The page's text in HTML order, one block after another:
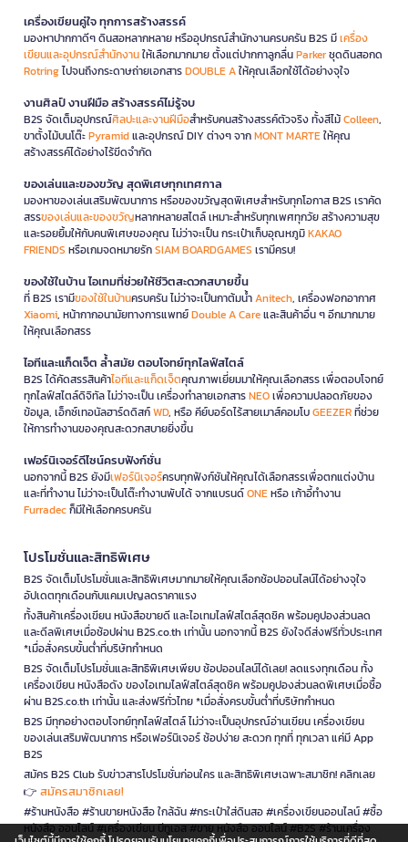
เครื่องเขียนคู่ใจ ทุกการสร้างสรรค์
มองหาปากกาดีๆ ดินสอหลากหลาย หรืออุปกรณ์สำนักงานครบครัน B2S มีเครื่อง
เขียนและอุปกรณ์สำนักงานให้เลือกมากมาย ตั้งแต่ปากกาลูกลื่นParkerชุดดินสอกด
Rotringไปจนถึงกระดาษถ่ายเอกสารDOUBLE Aให้คุณเลือกใช้ได้อย่างจุใจ
งานศิลป์ งานฝีมือ สร้างสรรค์ไม่รู้จบ
B2S จัดเต็มอุปกรณ์ศิลปะและงานฝีมือสำหรับคนสร้างสรรค์ตัวจริง ทั้งสีไม้Colleen,
ขาตั้งไม้บนโต๊ะPyramidและอุปกรณ์ DIY ต่างๆ จากMONT MARTEให้คุณ
สร้างสรรค์ได้อย่างไร้ขีดจำกัด
ของเล่นและของขวัญ สุดพิเศษทุกเทศกาล
มองหาของเล่นเสริมพัฒนาการ หรือของขวัญสุดพิเศษสำหรับทุกโอกาส B2S เราคัด
สรรของเล่นและของขวัญหลากหลายสไตล์ เหมาะสำหรับทุกเพศทุกวัย สร้างความสุข
และรอยยิ้มให้กับคนพิเศษของคุณ ไม่ว่าจะเป็น กระเป๋าเก็บอุณหภูมิKAKAO
FRIENDS หรือเกมจดหมายรักSIAM BOARDGAMES เรามีครบ!
ของใช้ในบ้าน ไอเทมที่ช่วยให้ชีวิตสะดวกสบายขึ้น
ที่ B2S เรามีของใช้ในบ้านครบครัน ไม่ว่าจะเป็นกาต้มน้ำAnitech, เครื่องฟอกอากาศ
Xiaomi, หน้ากากอนามัยทางการแพทย์Double A Careและสินค้าอื่น ๆ อีกมากมาย
ให้คุณเลือกสรร
ไอทีและแก็ดเจ็ต ล้ำสมัย ตอบโจทย์ทุกไลฟ์สไตล์
B2S ได้คัดสรรสินค้าไอทีและแก็ดเจ็ตคุณภาพเยี่ยมมาให้คุณเลือกสรร เพื่อตอบโจทย์
ทุกไลฟ์สไตล์ดิจิทัล ไม่ว่าจะเป็น เครื่องทำลายเอกสารNEOเพื่อความปลอดภัยของ
ข้อมูล, เอ็กซ์เทอนัลฮาร์ดดิสก์WD, หรือ คีย์บอร์ดไร้สายเมาส์คอมโบGEEZERที่ช่วย
ให้การทำงานของคุณสะดวกสบายยิ่งขึ้น
เฟอร์นิเจอร์ดีไซน์ครบฟังก์ชั่น
นอกจากนี้ B2S ยังมีเฟอร์นิเจอร์ครบทุกฟังก์ชันให้คุณได้เลือกสรรเพื่อตกแต่งบ้าน
และที่ทำงาน ไม่ว่าจะเป็นโต๊ะทำงานพับได้ จากแบรนด์ONEหรือ เก้าอี้ทำงาน
Furradecก็มีให้เลือกครบครัน
โปรโมชั่นและสิทธิพิเศษ
B2S จัดเต็มโปรโมชั่นและสิทธิพิเศษมากมายให้คุณเลือกช้อปออนไลน์ได้อย่างจุใจ
อัปเดตทุกเดือนกับแคมเปญลดราคาแรง
ทั้งสินค้าเครื่องเขียน หนังสือขายดี และไอเทมไลฟ์สไตล์สุดชิค พร้อมคูปองส่วนลด
และดีลพิเศษเมื่อช้อปผ่าน B2S.co.th เท่านั้น นอกจากนี้ B2S ยังใจดีส่งฟรีทั่วประเทศ
*เมื่อสั่งครบขั้นต่ำที่บริษัทกำหนด
B2S จัดเต็มโปรโมชั่นและสิทธิพิเศษเพียบ ช้อปออนไลน์ได้เลย! ลดแรงทุกเดือน ทั้ง
เครื่องเขียน หนังสือดัง ของไอเทมไลฟ์สไตล์สุดชิค พร้อมคูปองส่วนลดพิเศษเมื่อซื้อ
ผ่าน B2S.co.th เท่านั้น และส่งฟรีทั่วไทย *เมื่อสั่งครบขั้นต่ำที่บริษัทกำหนด
B2S มีทุกอย่างตอบโจทย์ทุกไลฟ์สไตล์ ไม่ว่าจะเป็นอุปกรณ์อ่านเขียน เครื่องเขียน
ของเล่นเสริมพัฒนาการ หรือเฟอร์นิเจอร์ ช้อปง่าย สะดวก ทุกที่ ทุกเวลา แค่มี App
B2S
สมัคร B2S Club รับข่าวสารโปรโมชั่นก่อนใคร และสิทธิพิเศษเฉพาะสมาชิก! คลิกเลย
👉 สมัครสมาชิกเลย!
#ร้านหนังสือ #ร้านขายหนังสือ ใกล้ฉัน #กระเป๋าใส่ดินสอ #เครื่องเขียนออนไลน์ #ซื้อ
หนังสือ ออนไลน์ #เครื่องเขียน บีทูเอส #ขาย หนังสือ ออนไลน์ #B2S #ร้านเครื่อง